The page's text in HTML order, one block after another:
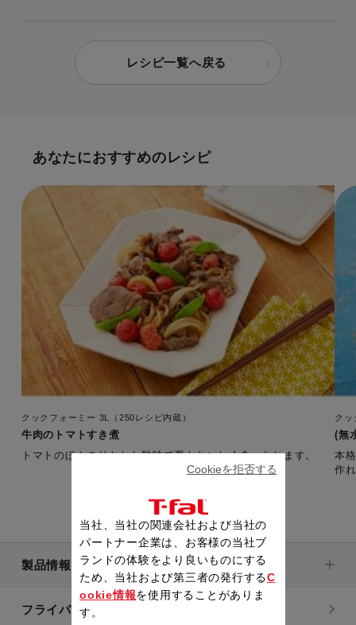
レシピ一覧へ戻る
あなたにおすすめのレシピ
クックフォーミー 3L（250レシピ内蔵）
牛肉のトマトすき煮
トマトのほんのりとした酸味で夏もおいしく食べられます。
クッ
(無
本
作
製品情報
フライパン・鍋
当社、当社の関連会社および当社の
パートナー企業は、お客様の当社ブ
ランドの体験をより良いものにする
ため、当社および第三者の発行するC
ookie情報を使用することがありま
す。
Cookieを拒否する